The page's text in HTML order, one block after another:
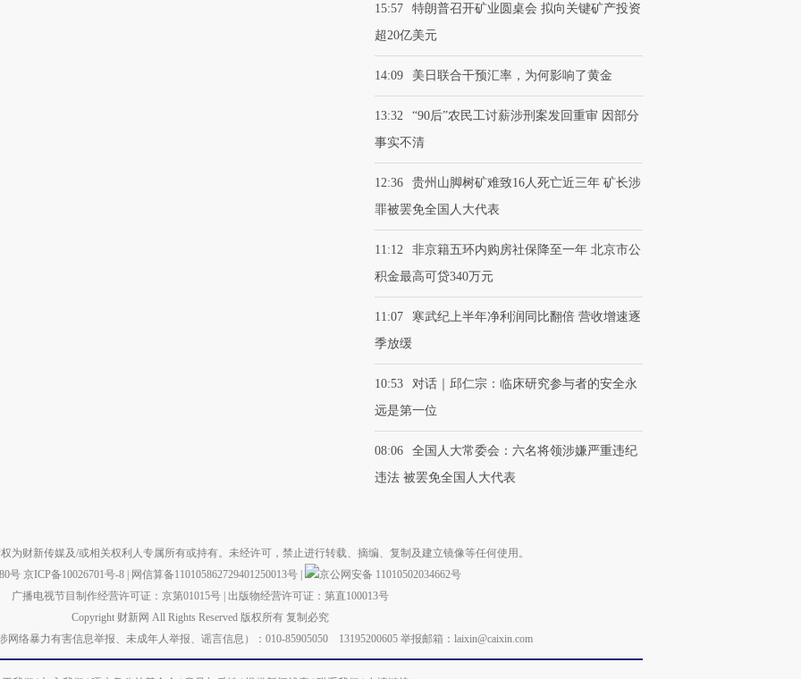
15:57
特朗普召开矿业圆桌会 拟向关键矿产投资
超20亿美元
14:09 美日联合干预汇率，为何影响了黄金
13:32
“90后”农民工讨薪涉刑案发回重审 因部分
事实不清
12:36
贵州山脚树矿难致16人死亡近三年 矿长涉
罪被罢免全国人大代表
11:12
非京籍五环内购房社保降至一年 北京市公
积金最高可贷340万元
11:07
寒武纪上半年净利润同比翻倍 营收增速逐
季放缓
10:53
对话｜邱仁宗：临床研究参与者的安全永
远是第一位
08:06
全国人大常委会：六名将领涉嫌严重违纪
违法 被罢免全国人大代表
为财新传媒及/或相关权利人专属所有或持有。未经许可，禁止进行转载、摘编、复制及建立镜像等任何使用。
号 京ICP备10026701号-8 网信算备110105862729401250013号
京公网安备 11010502034662号
广播电视节目制作经营许可证：京第01015号 出版物经营许可证：第直100013号
Copyright 财新网 All Rights Reserved 版权所有 复制必究
络暴力有害信息举报、未成年人举报、谣言信息）：010-85905050 13195200605 举报邮箱：laixin@caixin.com